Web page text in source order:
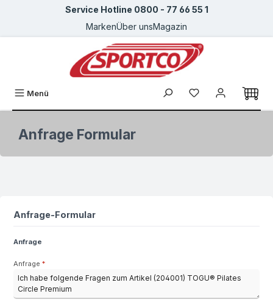
Zum Hauptinhalt springenService Hotline 0800 - 77 66 55 1
MarkenÜber unsMagazin
Menü Du hast 0
Anfrage Formular
Anfrage-Formular
Anfrage
Anfrage *